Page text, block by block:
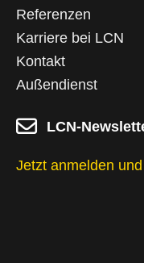
Referenzen
Karriere bei LCN
Kontakt
Außendienst
LCN-
Jetzt anmelden